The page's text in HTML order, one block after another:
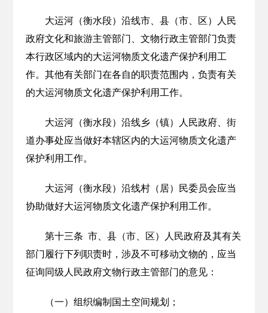
大运河（衡水段）沿线市、县（市、区）人民
政府文化和旅游主管部门、文物行政主管部门负责
本行政区域内的大运河物质文化遗产保护利用工
作。其他有关部门在各自的职责范围内，负责有关
的大运河物质文化遗产保护利用工作。
大运河（衡水段）沿线乡（镇）人民政府、街
道办事处应当做好本辖区内的大运河物质文化遗产
保护利用工作。
大运河（衡水段）沿线村（居）民委员会应当
协助做好大运河物质文化遗产保护利用工作。
第十三条 市、县（市、区）人民政府及其有关
部门履行下列职责时，涉及不可移动文物的，应当
征询同级人民政府文物行政主管部门的意见：
（一）组织编制国土空间规划；